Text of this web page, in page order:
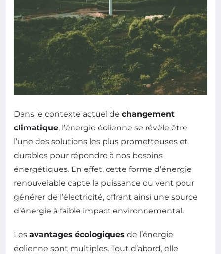
Dans le contexte actuel de changement
climatique, l’énergie éolienne se révèle être
l’une des solutions les plus prometteuses et
durables pour répondre à nos besoins
énergétiques. En effet, cette forme d’énergie
renouvelable capte la puissance du vent pour
générer de l’électricité, offrant ainsi une source
d’énergie à faible impact environnemental.
Les avantages écologiques de l’énergie
éolienne sont multiples. Tout d’abord, elle